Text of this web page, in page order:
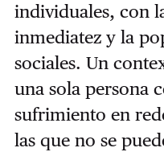
individuales, con
inmediatez y la
sociales. Un
una sola persona
sufrimiento en
las que no se